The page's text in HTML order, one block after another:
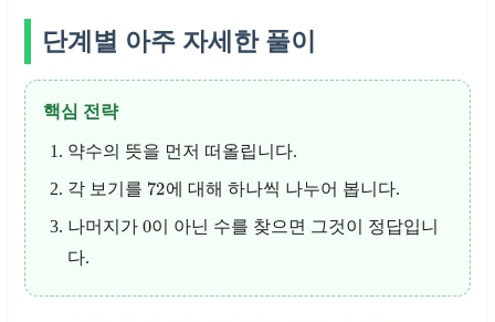
단계별 아주 자세한 풀이
핵심 전략
약수의 뜻을 먼저 떠올립니다.
각 보기를 72에 대해 하나씩 나누어 봅니다.
나머지가 0이 아닌 수를 찾으면 그것이 정답입니
다.